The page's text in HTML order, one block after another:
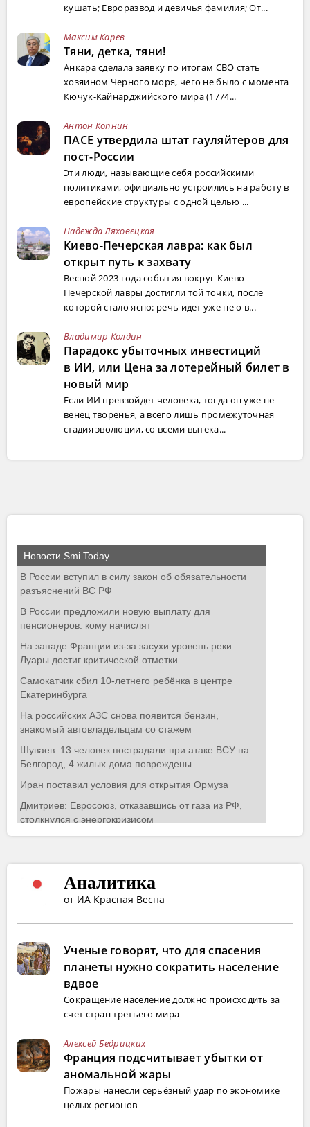
кушать; Евроразвод и девичья фамилия; От...
Максим Карев
Тяни, детка, тяни!
Анкара сделала заявку по итогам СВО стать
хозяином Черного моря, чего не было с момента
Кючук-Кайнарджийского мира (1774...
Антон Копнин
ПАСЕ утвердила штат гауляйтеров для
пост-России
Эти люди, называющие себя российскими
политиками, официально устроились на работу в
европейские структуры с одной целью ...
Надежда Ляховецкая
Киево-Печерская лавра: как был
открыт путь к захвату
Весной 2023 года события вокруг Киево-
Печерской лавры достигли той точки, после
которой стало ясно: речь идет уже не о в...
Владимир Колдин
Парадокс убыточных инвестиций
в ИИ, или Цена за лотерейный билет в
новый мир
Если ИИ превзойдет человека, тогда он уже не
венец творенья, а всего лишь промежуточная
стадия эволюции, со всеми вытека...
Аналитика
от ИА Красная Весна
Ученые говорят, что для спасения
планеты нужно сократить население
вдвое
Сокращение население должно происходить за
счет стран третьего мира
Алексей Бедрицких
Франция подсчитывает убытки от
аномальной жары
Пожары нанесли серьёзный удар по экономике
целых регионов